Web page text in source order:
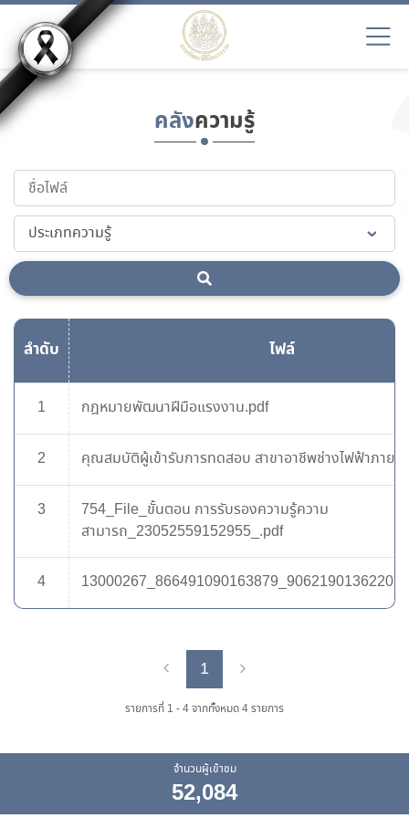
คลังความรู้
ลำดับ ไฟล์
1 กฎหมายพัฒนาฝีมือแรงงาน.pdf
2 คุณสมบัติผู้เข้ารับการทดสอบ สาขาอาชีพช่างไฟฟ้าภายใ
3
754_File_ขั้นตอน การรับรองความรู้ความ
สามารถ_23052559152955_.pdf
4
Previous
1
รายการที่ 1 - 4 จากทั้งหมด 4 รายการ
จำนวนผู้เข้าชม
52,084